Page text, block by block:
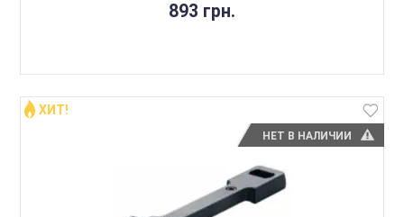
893 грн.
НЕТ В НАЛИЧИИ
ХИТ!